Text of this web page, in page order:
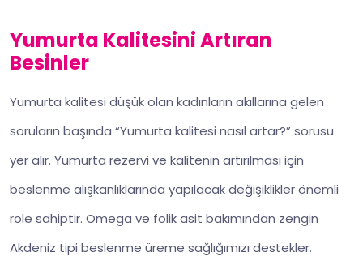
Yumurta Kalitesini Artıran
Besinler
Yumurta kalitesi düşük olan kadınların akıllarına gelen
soruların başında “Yumurta kalitesi nasıl artar?” sorusu
yer alır. Yumurta rezervi ve kalitenin artırılması için
beslenme alışkanlıklarında yapılacak değişiklikler önemli
role sahiptir. Omega ve folik asit bakımından zengin
Akdeniz tipi beslenme üreme sağlığımızı destekler.